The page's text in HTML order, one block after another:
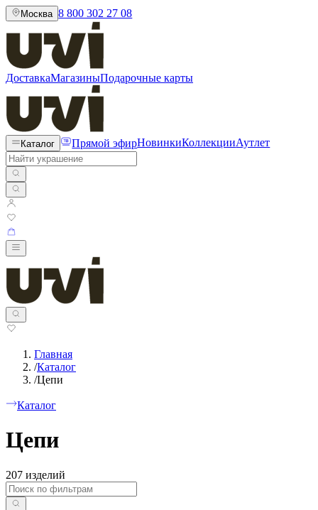
Москва 8 800 302 27 08
ДоставкаМагазиныПодарочные карты
Каталог Прямой эфирНовинкиКоллекцииАутлет
Главная
/Каталог
/Цепи
Каталог
Цепи
207 изделий